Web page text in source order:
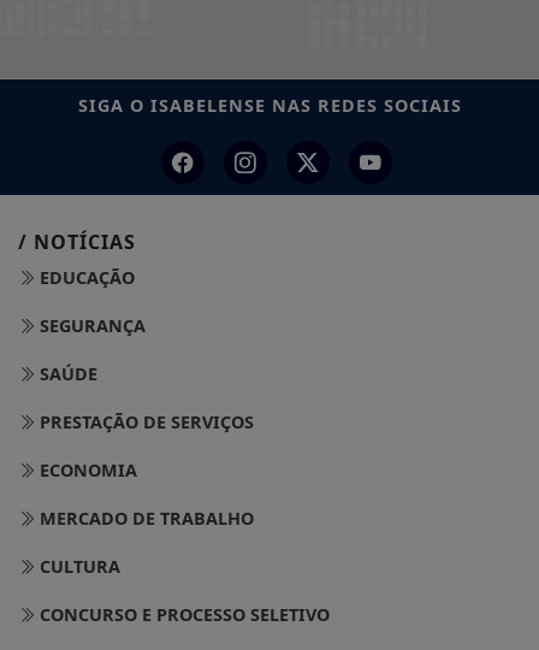
SIGA O ISABELENSE NAS REDES SOCIAIS
/ NOTÍCIAS
EDUCAÇÃO
SEGURANÇA
SAÚDE
PRESTAÇÃO DE SERVIÇOS
ECONOMIA
MERCADO DE TRABALHO
CULTURA
CONCURSO E PROCESSO SELETIVO